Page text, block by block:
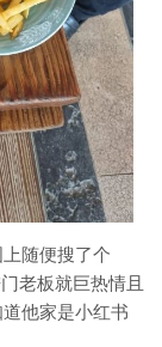
随便搜了个
老板就巨热情且
他家是小红书